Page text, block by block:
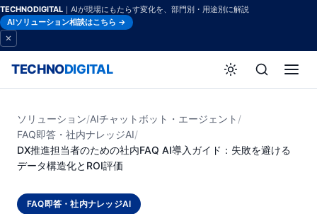
TECHNODIGITAL ｜AIが現場にもたらす変化を、部門別・用途別に解説
AIソリューション相談はこちら →
TECHNODIGITAL
ソリューション/AIチャットボット・エージェント /
FAQ即答・社内ナレッジAI/
DX推進担当者のための社内FAQ AI導入ガイド：失敗を避ける
データ構造化とROI評価
FAQ即答・社内ナレッジAI